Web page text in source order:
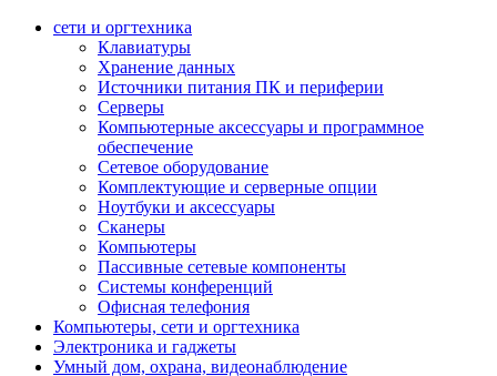
сети и оргтехника
Клавиатуры
Хранение данных
Источники питания ПК и периферии
Серверы
Компьютерные аксессуары и программное
обеспечение
Сетевое оборудование
Комплектующие и серверные опции
Ноутбуки и аксессуары
Сканеры
Компьютеры
Пассивные сетевые компоненты
Системы конференций
Офисная телефония
Компьютеры, сети и оргтехника
Электроника и гаджеты
Умный дом, охрана, видеонаблюдение